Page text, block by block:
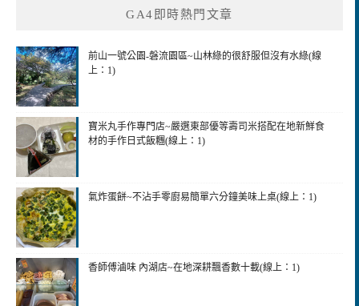
GA4即時熱門文章
前山一號公園-磐流園區~山林綠的很舒服但沒有水綠(線
上：1)
寶米丸手作專門店~嚴選東部優等壽司米搭配在地新鮮食
材的手作日式飯糰(線上：1)
氣炸蛋餅~不沾手零廚易簡單六分鐘美味上桌(線上：1)
香師傅滷味 內湖店~在地深耕飄香數十載(線上：1)